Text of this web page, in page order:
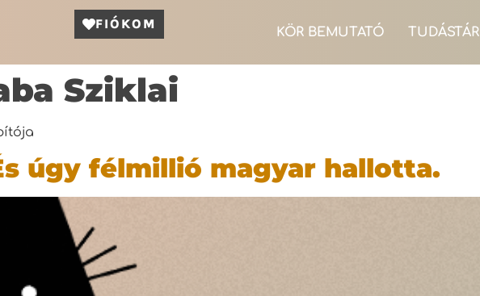
FIÓKOM
KÖR BEMUTATÓ TUDÁSTÁR
Sziklai
úgy félmillió magyar hallotta.